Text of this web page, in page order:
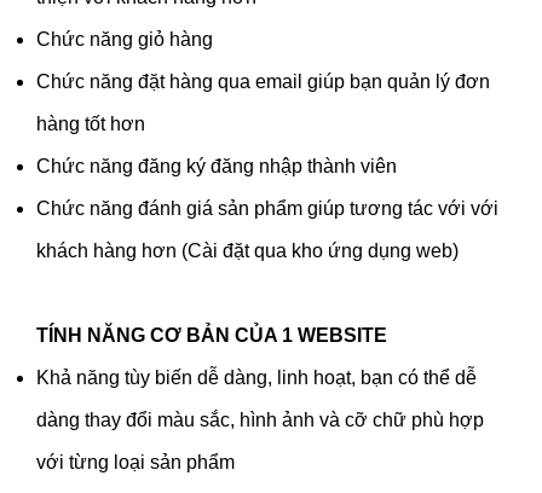
Chức năng giỏ hàng
Chức năng đặt hàng qua email giúp bạn quản lý đơn
hàng tốt hơn
Chức năng đăng ký đăng nhập thành viên
Chức năng đánh giá sản phẩm giúp tương tác với với
khách hàng hơn (Cài đặt qua kho ứng dụng web)
TÍNH NĂNG CƠ BẢN CỦA 1 WEBSITE
Khả năng tùy biến dễ dàng, linh hoạt, bạn có thể dễ
dàng thay đổi màu sắc, hình ảnh và cỡ chữ phù hợp
với từng loại sản phẩm